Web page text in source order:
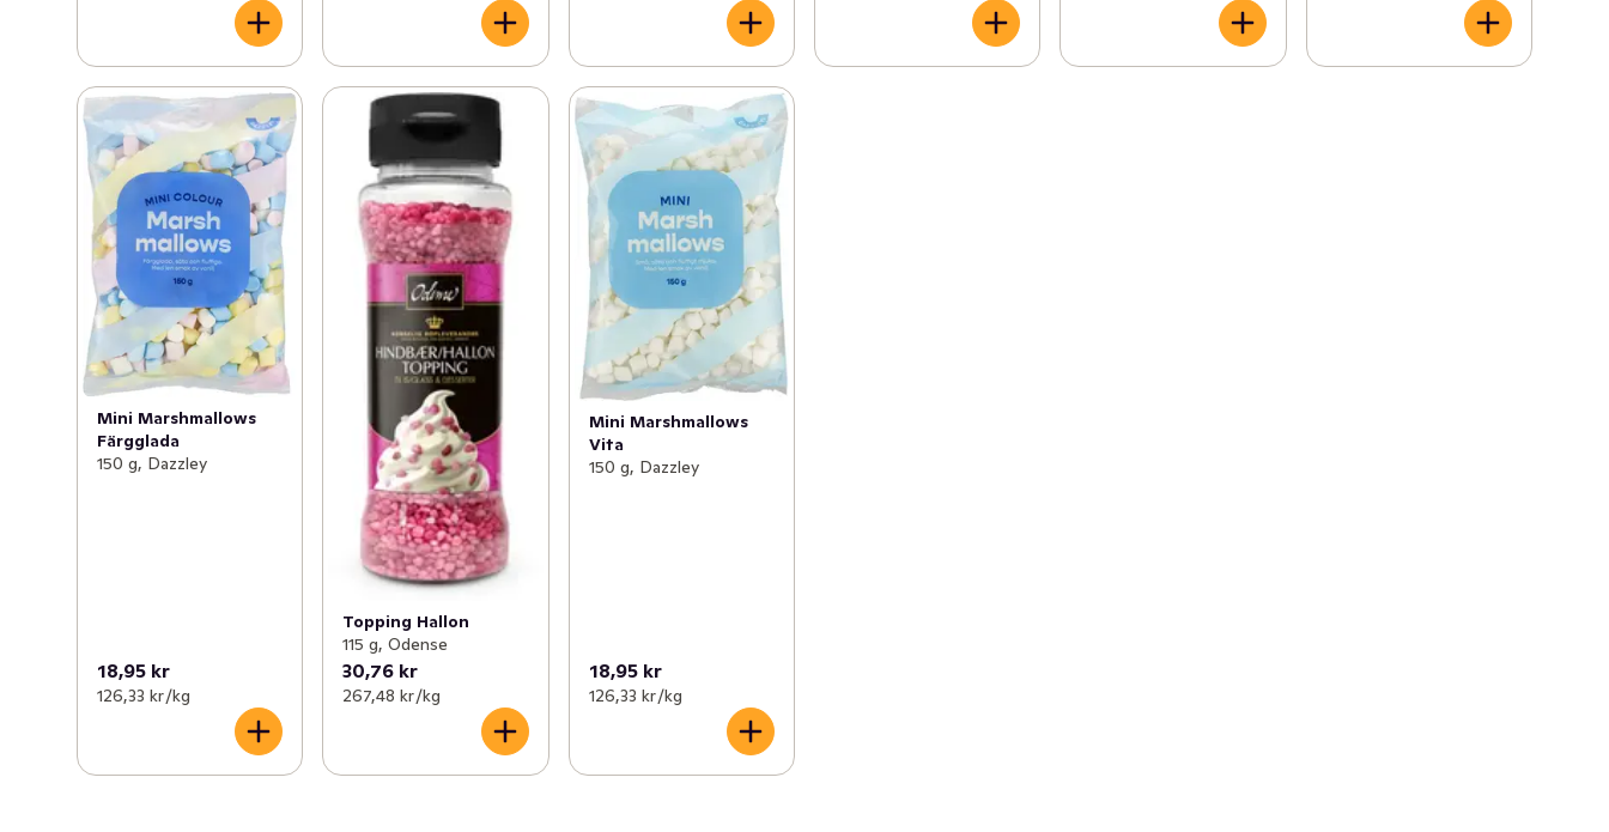
Mini Marshmallows
Färgglada
150 g, Dazzley
18,95 kr
126,33 kr /kg
Topping Hallon
115 g, Odense
30,76 kr
267,48 kr /kg
Mini Marshmallows
Vita
150 g, Dazzley
18,95 kr
126,33 kr /kg